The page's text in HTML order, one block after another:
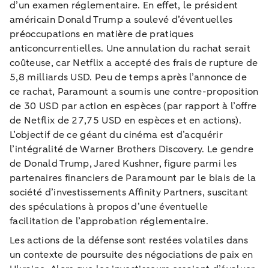
d’un examen réglementaire. En effet, le président
américain Donald Trump a soulevé d’éventuelles
préoccupations en matière de pratiques
anticoncurrentielles. Une annulation du rachat serait
coûteuse, car Netflix a accepté des frais de rupture de
5,8 milliards USD. Peu de temps après l’annonce de
ce rachat, Paramount a soumis une contre-proposition
de 30 USD par action en espèces (par rapport à l’offre
de Netflix de 27,75 USD en espèces et en actions).
L’objectif de ce géant du cinéma est d’acquérir
l’intégralité de Warner Brothers Discovery. Le gendre
de Donald Trump, Jared Kushner, figure parmi les
partenaires financiers de Paramount par le biais de la
société d’investissements Affinity Partners, suscitant
des spéculations à propos d’une éventuelle
facilitation de l’approbation réglementaire.
Les actions de la défense sont restées volatiles dans
un contexte de poursuite des négociations de paix en